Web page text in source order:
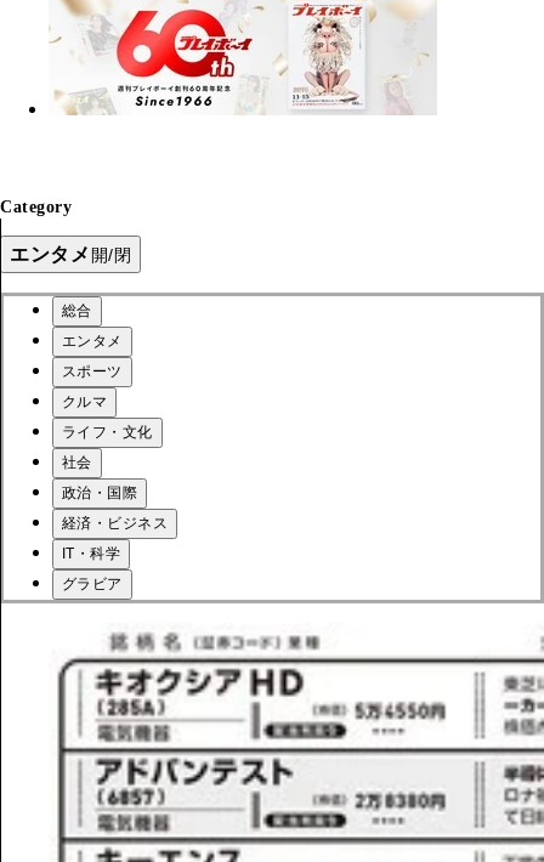
Category
エンタメ 開/閉
総合
エンタメ
スポーツ
クルマ
ライフ・文化
社会
政治・国際
経済・ビジネス
IT・科学
グラビア